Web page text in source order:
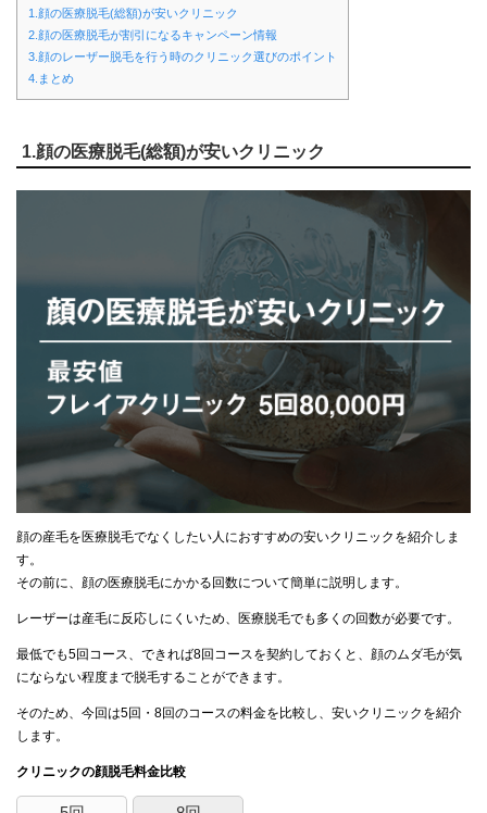
1.顔の医療脱毛(総額)が安いクリニック
2.顔の医療脱毛が割引になるキャンペーン情報
3.顔のレーザー脱毛を行う時のクリニック選びのポイント
4.まとめ
1.顔の医療脱毛(総額)が安いクリニック
顔の産毛を医療脱毛でなくしたい人におすすめの安いクリニックを紹介しま
す。
その前に、顔の医療脱毛にかかる回数について簡単に説明します。
レーザーは産毛に反応しにくいため、医療脱毛でも多くの回数が必要です。
最低でも5回コース、できれば8回コースを契約しておくと、顔のムダ毛が気
にならない程度まで脱毛することができます。
そのため、今回は5回・8回のコースの料金を比較し、安いクリニックを紹介
します。
クリニックの顔脱毛料金比較